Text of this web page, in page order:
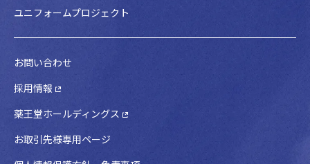
ユニフォームプロジェクト
お問い合わせ
採用情報
薬王堂ホールディングス
お取引先様専用ページ